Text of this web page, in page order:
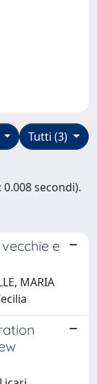
Tutti (3)
secondi).
e
MARIA